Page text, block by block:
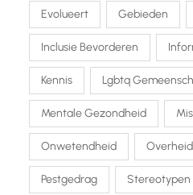
Evolueert Gebieden
Inclusie Bevorderen
Kennis Lgbtq
Mentale Gezondheid
Onwetendheid
Pestgedrag Stereotypen